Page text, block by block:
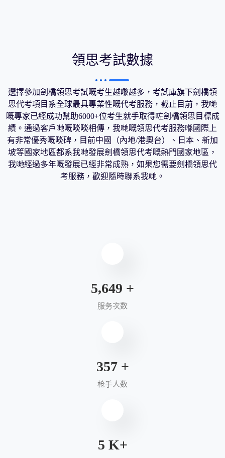
領思考試數據
選擇參加劍橋領思考試嘅考生越嚟越多，考試庫旗下劍橋領
思代考項目系全球最具專業性嘅代考服務，截止目前，我哋
嘅專家已經成功幫助6000+位考生就手取得咗劍橋領思目標成
績。通過客戶哋嘅啖啖相傳，我哋嘅領思代考服務喺國際上
有非常優秀嘅啖碑，目前中國（內地/港奧台）、日本、新加
坡等國家地區都系我哋發展劍橋領思代考嘅熱門國家地區，
我哋經過多年嘅發展已經非常成熟，如果您需要劍橋領思代
考服務，歡迎隨時聯系我哋。
6,012 +
服务次数
385+
枪手人数
6 K+